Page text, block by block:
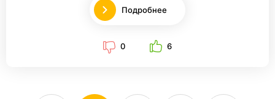
Подробнее
0 6